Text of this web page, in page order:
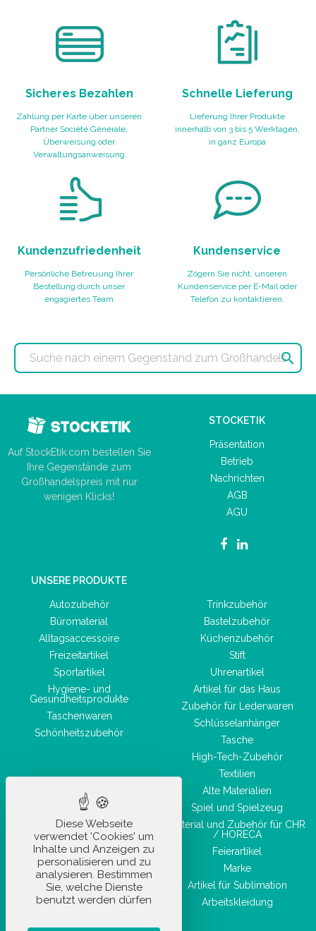
Sicheres Bezahlen
Zahlung per Karte über unseren
Partner Société Générale,
Überweisung oder
Verwaltungsanweisung
Schnelle Lieferung
Lieferung Ihrer Produkte
innerhalb von 3 bis 5 Werktagen,
in ganz Europa
Kundenzufriedenheit
Persönliche Betreuung Ihrer
Bestellung durch unser
engagiertes Team
Kundenservice
Zögern Sie nicht, unseren
Kundenservice per E-Mail oder
Telefon zu kontaktieren.

Auf StockEtik.com bestellen Sie
Ihre Gegenstände zum
Großhandelspreis mit nur
wenigen Klicks!
STOCKETIK
Präsentation
Betrieb
Nachrichten
AGB
AGU
UNSERE PRODUKTE
Autozubehör
Büromaterial
Alltagsaccessoire
Freizeitartikel
Sportartikel
Hygiene- und
Gesundheitsprodukte
Taschenwaren
Schönheitszubehör
Trinkzubehör
Bastelzubehör
Küchenzubehör
Stift
Uhrenartikel
Artikel für das Haus
Zubehör für Lederwaren
Schlüsselanhänger
Tasche
High-Tech-Zubehör
Textilien
Alte Materialien
Spiel und Spielzeug
Material und Zubehör für CHR
/ HORECA
Feierartikel
Marke
Artikel für Sublimation
Arbeitskleidung
Diese Webseite
verwendet 'Cookies' um
Inhalte und Anzeigen zu
personalisieren und zu
analysieren. Bestimmen
Sie, welche Dienste
benutzt werden dürfen